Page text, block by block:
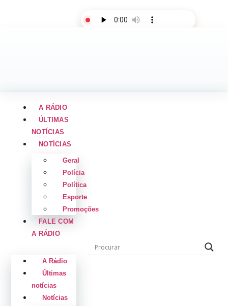
A RÁDIO
ÚLTIMAS
NOTÍCIAS
NOTÍCIAS
Geral
Polícia
Política
Esporte
Promoções
FALE COM
A RÁDIO
A Rádio
Últimas
notícias
Notícias